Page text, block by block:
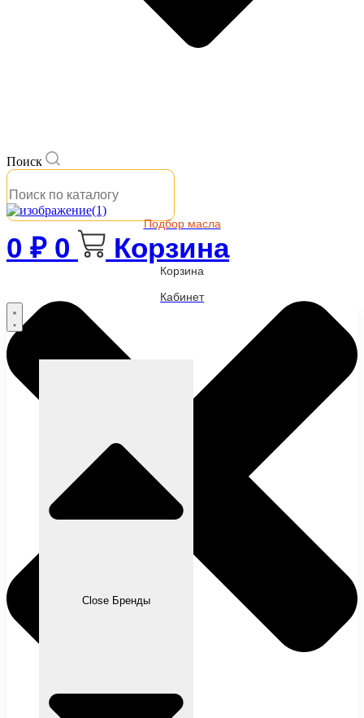
Поиск
Подбор масла
0 ₽ 0 Корзина
Корзина
Кабинет
Close Бренды